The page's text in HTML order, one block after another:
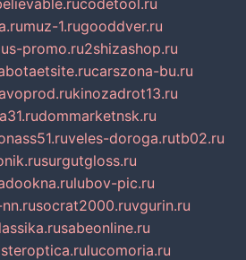
codetool.ru
muz-1.rugooddver.ru
promo.ru2shizashop.ru
carszona-bu.ru
kinozadrot13.ru
dommarketnsk.ru
veles-doroga.rutb02.ru
surgutgloss.ru
lubov-pic.ru
socrat2000.ruvgurin.ru
sabeonline.ru
lucomoria.ru